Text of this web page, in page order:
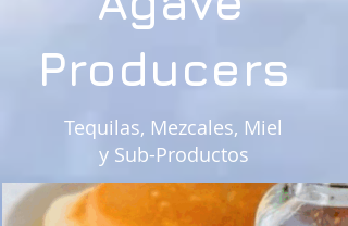
Producers
Tequilas, Mezcales, Miel
y Sub-Productos